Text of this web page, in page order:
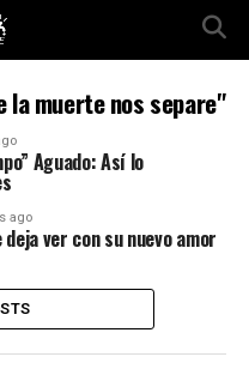
la muerte nos separe"
Aguado: Así lo
ago
deja ver con su nuevo amor